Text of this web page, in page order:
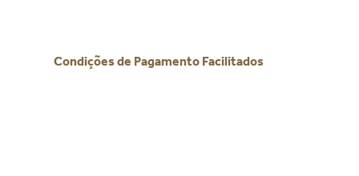
Condições de Pagamento Facilitados